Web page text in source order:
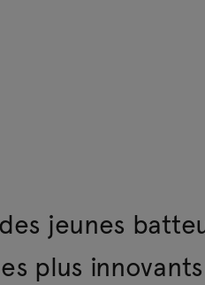
jeunes
plus